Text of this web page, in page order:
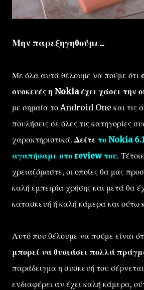
Μην παρεξηγηθούμε...
Με όλα αυτά θέλουμε να πούμε ότι
συσκευές η Nokia έχει χάσει την
με σημαία το Android One και τις
πουλήσεις σε όλες τις κατηγορίες
χαρακτηριστικά.Δείτε το Nokia
αγαπήσαμε στο review του.
χρειαζόμαστε, οι οποίες θα μας
καλή εμπειρία χρήσης και μετά θα
κατασκευή ή καλή κάμερα και ούτω
Αυτό που θέλουμε να πούμε είναι
μπορεί να θυσιάσει πολλά
παράδειγμα η συσκευή του
ενδιαφέρει αν έχει καλή κάμερα,